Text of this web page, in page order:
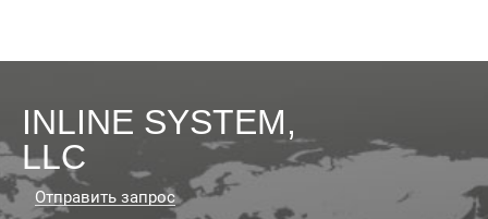
INLINE SYSTEM,
LLC
Отправить запрос